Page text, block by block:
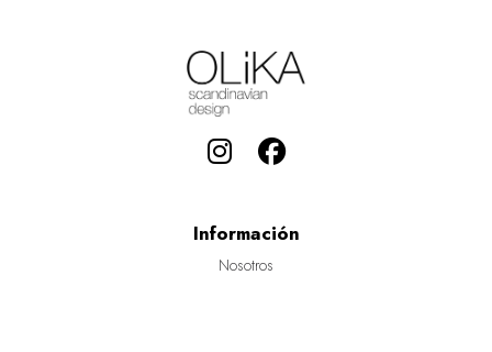
Información
Nosotros